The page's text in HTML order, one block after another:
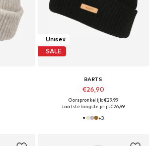
Unisex
SALE
BARTS
€26,90
Oorspronkelijk: €29,99
Laatste laagste prijs:€26,99
+3